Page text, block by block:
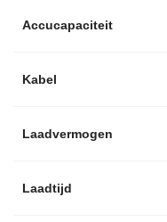
Accucapaciteit
Kabel
Laadvermogen
Laadtijd